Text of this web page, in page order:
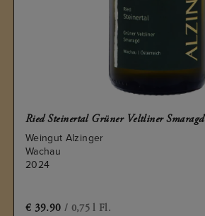
Ried Steinertal Grüner Veltliner Smaragd
Weingut Alzinger
Wachau
2024
€ 39.90 / 0,75 l Fl.